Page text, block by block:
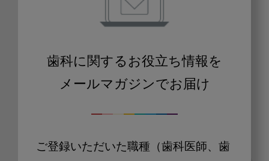
歯科に関するお役立ち情報を
メールマガジンでお届け
ご登録いただいた職種（歯科医師、歯